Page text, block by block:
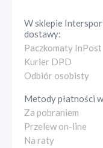
W sklepie
dostawy:
Paczkomaty InPost
Kurier DPD
Odbiór osobisty
Metody płatności
Za pobraniem
Przelew on-line
Na raty